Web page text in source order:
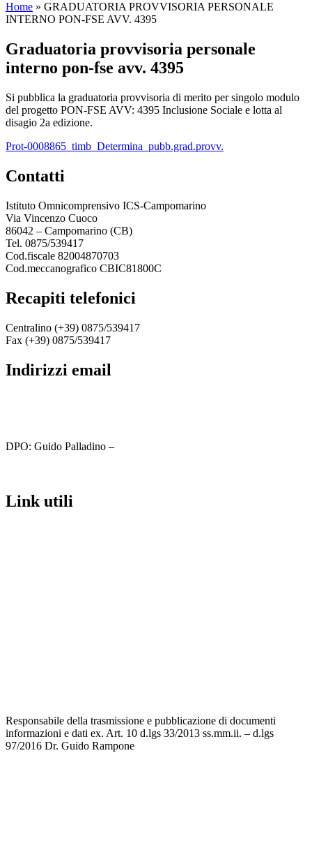
Home » GRADUATORIA PROVVISORIA PERSONALE
INTERNO PON-FSE AVV. 4395
graduatoria provvisoria personale
interno pon-fse avv. 4395
Si pubblica la graduatoria provvisoria di merito per singolo modulo
del progetto PON-FSE AVV: 4395 Inclusione Sociale e lotta al
disagio 2a edizione.
Prot-0008865_timb_Determina_pubb.grad.provv.
contatti
Istituto Omnicomprensivo ICS-Campomarino
Via Vincenzo Cuoco
86042 – Campomarino (CB)
Tel. 0875/539417
Cod.fiscale 82004870703
Cod.meccanografico CBIC81800C
recapiti telefonici
Centralino (+39) 0875/539417
Fax (+39) 0875/539417
indirizzi email
DPO: Guido Palladino –
link utili
Responsabile della trasmissione e pubblicazione di documenti
informazioni e dati ex. Art. 10 d.lgs 33/2013 ss.mm.ii. – d.lgs
97/2016 Dr. Guido Rampone